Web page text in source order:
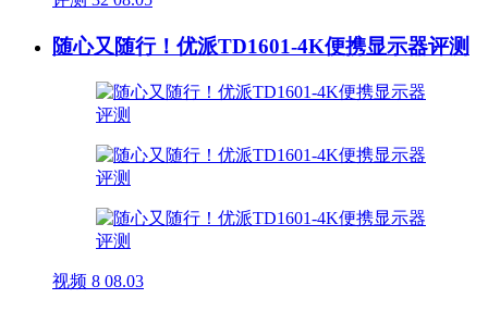
随心又随行！优派TD1601-4K便携显示器评测
视频 8 08.03